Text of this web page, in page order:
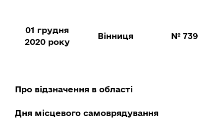
01 грудня
2020 року
Вінниця № 739
Про відзначення в області
Дня місцевого самоврядування